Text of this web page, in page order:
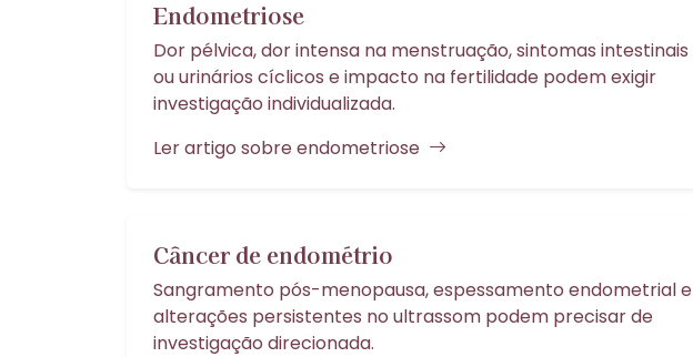
Endometriose
Dor pélvica, dor intensa na menstruação, sintomas intestinais
ou urinários cíclicos e impacto na fertilidade podem exigir
investigação individualizada.
Ler artigo sobre endometriose
Câncer de endométrio
Sangramento pós-menopausa, espessamento endometrial e
alterações persistentes no ultrassom podem precisar de
investigação direcionada.